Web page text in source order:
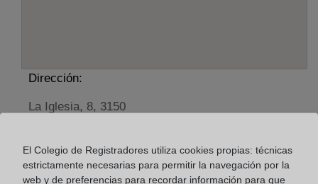
Dirección:
La Iglesia, 8, 3150
De lunes a viernes de 09:00 a 17:00 horas
Agosto: De lunes a viernes de 09:00 a 14:00 horas
El Colegio de Registradores utiliza cookies propias: técnicas
estrictamente necesarias para permitir la navegación por la
web y de preferencias para recordar información para que